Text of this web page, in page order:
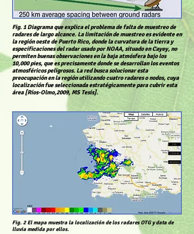
Fig. 1 Diagrama que explica el problema de falta de muestreo de
radares de largo alcance. La limitación de muestreo es evidente en
la región oeste de Puerto Rico, donde la curvatura de la tierra y
especificaciones del radar usado por NOAA, situado en Cayey, no
permiten buenas observaciones en la baja atmósfera bajo los
10,000 pies, que es precisamente donde se desarrollan los eventos
atmosféricos peligrosos. La red busca solucionar esta
preocupación en la región utilizando cuatro radares o nodos, cuya
localización fue seleccionada estratégicamente para cubrir esta
área [Ríos-Olmo,2009, MS Tesis].
Fig. 2 El mapa muestra la localización de los radares OTG y data de
lluvia medida por ellos.